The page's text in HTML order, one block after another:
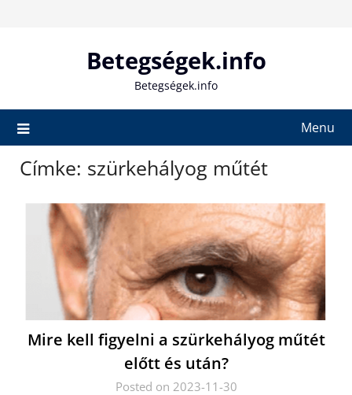
Betegségek.info
Betegségek.info
Menu
Címke: szürkehályog műtét
Mire kell figyelni a szürkehályog műtét
előtt és után?
Posted on 2023-11-30